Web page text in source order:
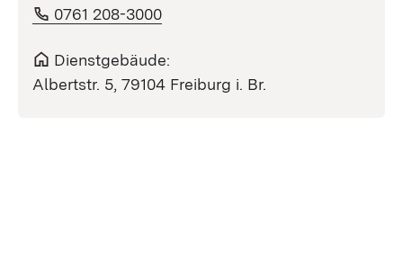
0761 208-3000
Dienstgebäude:
Albertstr. 5, 79104 Freiburg i. Br.